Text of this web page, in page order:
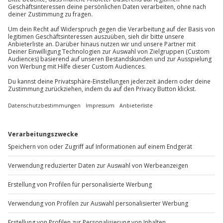
Für die lokale Steuer können Zusatzkosten
anfallen (die Kosten sind vor Ort zu begleichen)
81671 München
Du erreichst uns telefonisch zu folgenden Zeiten,
außer an bundesweiten Feiertagen:
Mo-Fr: 8-20 Uhr | Sa: 10-16 Uhr
Du möchtest als Firma bestellen?
Sichere Dir attraktive Firmenkunden Vorteile.
Mo-Fr: 9-17 Uhr
b2b@jochen-schweizer.de
www.b2b.jochen-schweizer.de/
Artikelnummer 23017